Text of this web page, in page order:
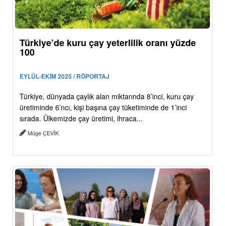
Türkiye’de kuru çay yeterlilik oranı yüzde
100
EYLÜL-EKİM 2025 / RÖPORTAJ
Türkiye, dünyada çaylık alan miktarında 8’inci, kuru çay
üretiminde 6’ncı, kişi başına çay tüketiminde de 1’inci
sırada. Ülkemizde çay üretimi, ihraca...
Müge ÇEVİK